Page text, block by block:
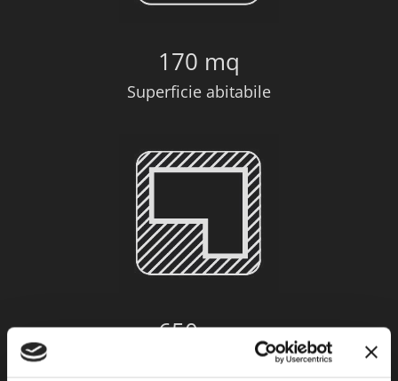
170 mq
Superficie abitabile
650 mq